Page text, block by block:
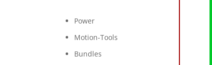
Power
Motion-Tools
Bundles